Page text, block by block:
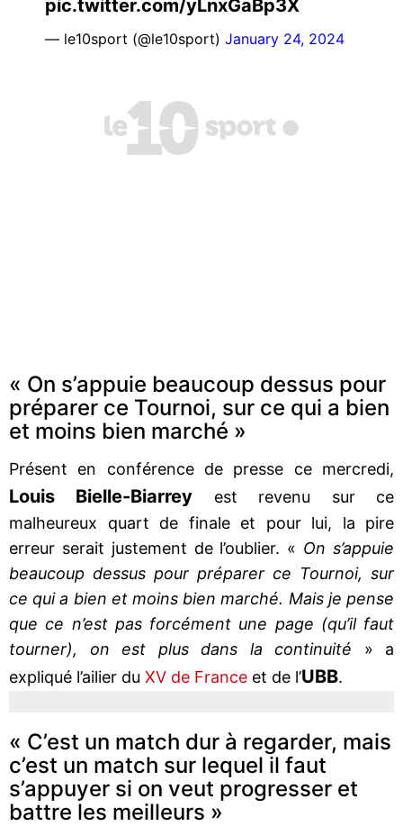
pic.twitter.com/yLnxGaBp3X
— le10sport (@le10sport) January 24, 2024
« On s’appuie beaucoup dessus pour
préparer ce Tournoi, sur ce qui a bien
et moins bien marché »
Présent en conférence de presse ce mercredi,
Louis Bielle-Biarrey est revenu sur ce
malheureux quart de finale et pour lui, la pire
erreur serait justement de l’oublier. « On s’appuie
beaucoup dessus pour préparer ce Tournoi, sur
ce qui a bien et moins bien marché. Mais je pense
que ce n’est pas forcément une page (qu’il faut
tourner), on est plus dans la continuité » a
expliqué l’ailier du XV de France et de l’UBB.
« C’est un match dur à regarder, mais
c’est un match sur lequel il faut
s’appuyer si on veut progresser et
battre les meilleurs »